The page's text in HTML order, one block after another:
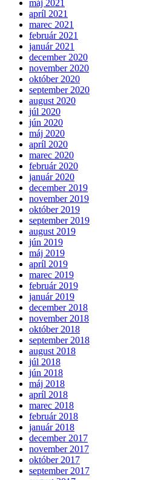
máj 2021
apríl 2021
marec 2021
február 2021
január 2021
december 2020
november 2020
október 2020
september 2020
august 2020
júl 2020
jún 2020
máj 2020
apríl 2020
marec 2020
február 2020
január 2020
december 2019
november 2019
október 2019
september 2019
august 2019
jún 2019
máj 2019
apríl 2019
marec 2019
február 2019
január 2019
december 2018
november 2018
október 2018
september 2018
august 2018
júl 2018
jún 2018
máj 2018
apríl 2018
marec 2018
február 2018
január 2018
december 2017
november 2017
október 2017
september 2017